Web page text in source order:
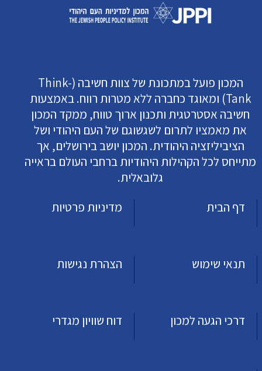
המכון פועל במתכונת של צוות חשיבה (Think-
Tank) ומאוגד כחברה ללא מטרות רווח. באמצעות
חשיבה אסטרטגית ותכנון ארוך טווח, ממקד המכון
את מאמציו לתרום לשגשוגם של העם היהודי ושל
הציביליזציה היהודית. המכון יושב בירושלים, אך
מתייחס לכל הקהילות היהודיות ברחבי העולם בראייה
גלובאלית.
דף הבית
מדיניות פרטיות
תנאי שימוש הצהרת נגישות
דרכי הגעה למכון דוח שוויון מגדרי